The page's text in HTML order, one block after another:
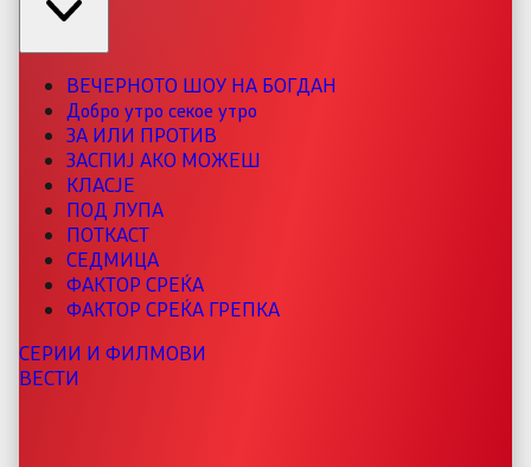
ВЕЧЕРНОТО ШОУ НА БОГДАН
Добро утро секое утро
ЗА ИЛИ ПРОТИВ
ЗАСПИЈ АКО МОЖЕШ
КЛАСЈЕ
ПОД ЛУПА
ПОТКАСТ
СЕДМИЦА
ФАКТОР СРЕЌА
ФАКТОР СРЕЌА ГРЕПКА
СЕРИИ И ФИЛМОВИ
ВЕСТИ